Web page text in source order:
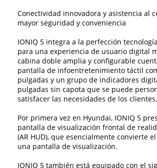
Conectividad innovadora y asistencia al
mayor seguridad y conveniencia
IONIQ 5 integra a la perfección
para una experiencia de usuario digital
cabina doble amplia y configurable
pantalla de infoentretenimiento táctil
pulgadas y un grupo de indicadores
pulgadas sin capota que se puede
satisfacer las necesidades de los clientes.
Por primera vez en Hyundai, IONIQ 5
pantalla de visualización frontal de
(AR HUD), que esencialmente convierte
una pantalla de visualización.
IONIQ 5 también está equipado con el